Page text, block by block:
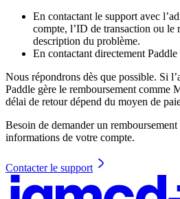
En contactant le support avec
compte, l’ID de transaction ou le
description du problème.
En contactant directement Paddle
Nous répondrons dès que possible. Si
Paddle gère le remboursement comme
délai de retour dépend du moyen de
Besoin de demander un
informations de votre compte.
Contacter le support